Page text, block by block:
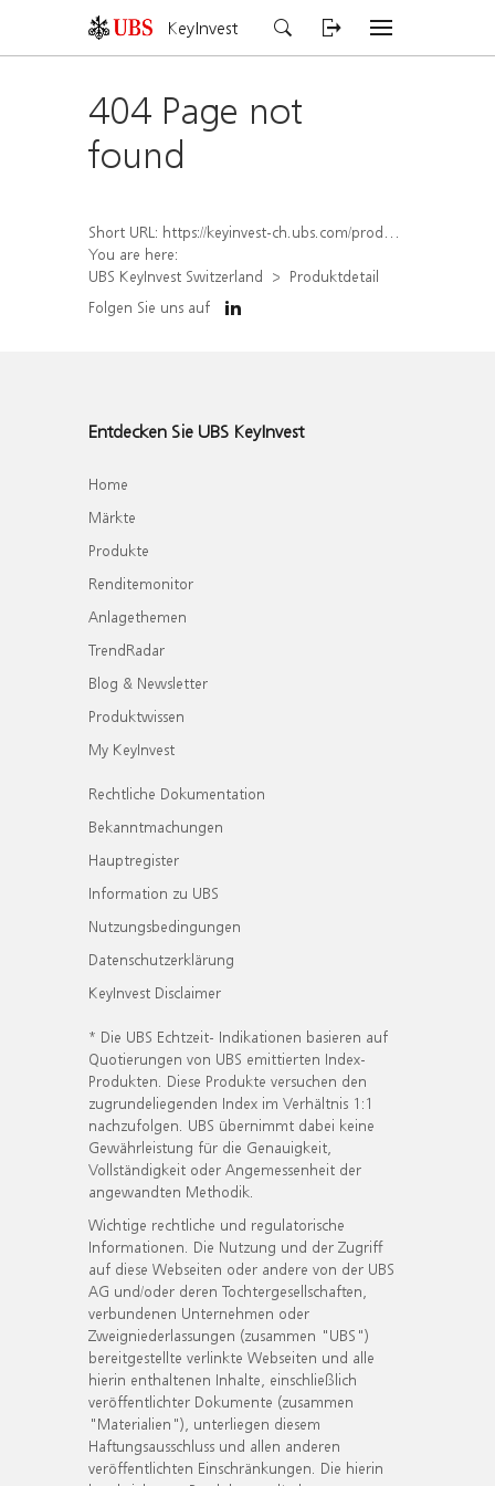
KeyInvest
404 Page not
found
Short URL: https://keyinvest-ch.ubs.com/produkt/detail/index/isin/CH1581940959
You are here:
UBS KeyInvest Switzerland
Produktdetail
Folgen Sie uns auf
Entdecken Sie UBS KeyInvest
Home
Märkte
Produkte
Renditemonitor
Anlagethemen
TrendRadar
Blog & Newsletter
Produktwissen
My KeyInvest
Rechtliche Dokumentation
Bekanntmachungen
Hauptregister
Information zu UBS
Nutzungsbedingungen
Datenschutzerklärung
KeyInvest Disclaimer
* Die UBS Echtzeit- Indikationen basieren auf
Quotierungen von UBS emittierten Index-
Produkten. Diese Produkte versuchen den
zugrundeliegenden Index im Verhältnis 1:1
nachzufolgen. UBS übernimmt dabei keine
Gewährleistung für die Genauigkeit,
Vollständigkeit oder Angemessenheit der
angewandten Methodik.
Wichtige rechtliche und regulatorische
Informationen. Die Nutzung und der Zugriff
auf diese Webseiten oder andere von der UBS
AG und/oder deren Tochtergesellschaften,
verbundenen Unternehmen oder
Zweigniederlassungen (zusammen "UBS")
bereitgestellte verlinkte Webseiten und alle
hierin enthaltenen Inhalte, einschließlich
veröffentlichter Dokumente (zusammen
"Materialien"), unterliegen diesem
Haftungsausschluss und allen anderen
veröffentlichten Einschränkungen. Die hierin